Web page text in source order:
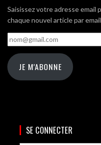
Saisissez votre adresse
chaque nouvel article par
nom@gmail.com
JE M'ABONNE
SE CONNECTER